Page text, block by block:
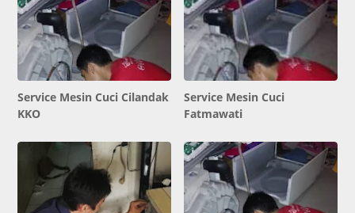
Service Mesin Cuci Cilandak
KKO
Service Mesin Cuci
Fatmawati